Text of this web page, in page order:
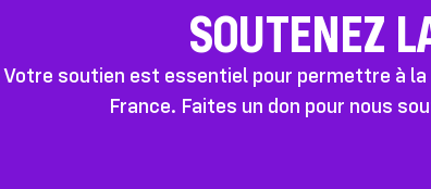
SOUTENEZ
Votre soutien est essentiel pour permettre à
France. Faites un don pour nous